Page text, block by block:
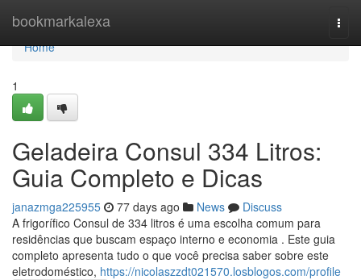
bookmarkalexa
Home
Home
1
Geladeira Consul 334 Litros:
Guia Completo e Dicas
janazmga225955 77 days ago News
Discuss
A frigorífico Consul de 334 litros é uma escolha comum para
residências que buscam espaço interno e economia . Este guia
completo apresenta tudo o que você precisa saber sobre este
eletrodoméstico, https://nicolaszzdt021570.losblogos.com/profile